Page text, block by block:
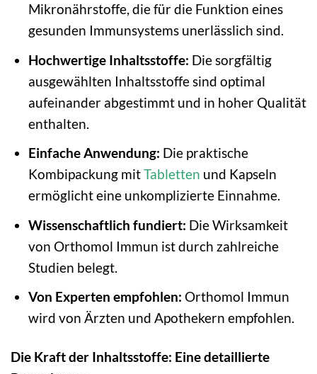
Mikronährstoffe, die für die Funktion eines
gesunden Immunsystems unerlässlich sind.
Hochwertige Inhaltsstoffe: Die sorgfältig
ausgewählten Inhaltsstoffe sind optimal
aufeinander abgestimmt und in hoher Qualität
enthalten.
Einfache Anwendung: Die praktische
Kombipackung mitTabletten und Kapseln
ermöglicht eine unkomplizierte Einnahme.
Wissenschaftlich fundiert: Die Wirksamkeit
von Orthomol Immun ist durch zahlreiche
Studien belegt.
Von Experten empfohlen: Orthomol Immun
wird von Ärzten und Apothekern empfohlen.
Die Kraft der Inhaltsstoffe: Eine detaillierte